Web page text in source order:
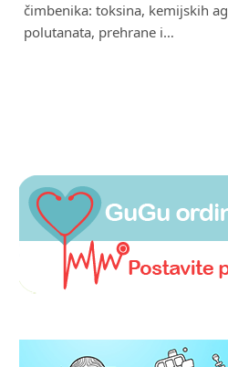
čimbenika: toksina, kemijskih
polutanata, prehrane i…